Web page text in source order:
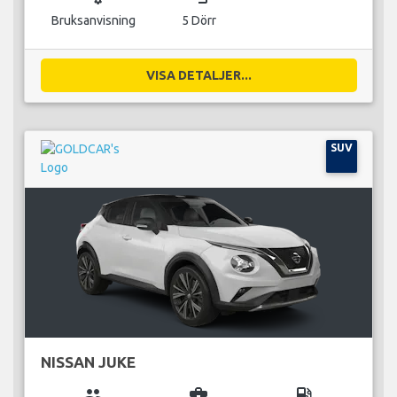
Bruksanvisning 5 Dörr
VISA DETALJER...
SUV
NISSAN JUKE